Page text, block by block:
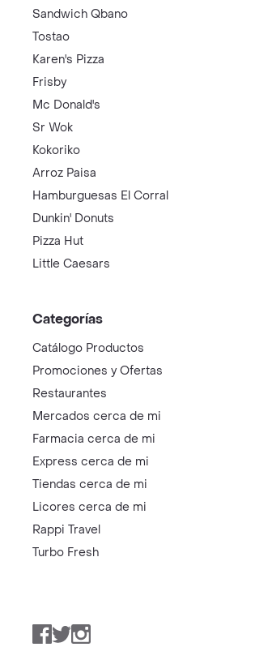
Sandwich Qbano
Tostao
Karen's Pizza
Frisby
Mc Donald's
Sr Wok
Kokoriko
Arroz Paisa
Hamburguesas El Corral
Dunkin' Donuts
Pizza Hut
Little Caesars
Categorías
Catálogo Productos
Promociones y Ofertas
Restaurantes
Mercados cerca de mi
Farmacia cerca de mi
Express cerca de mi
Tiendas cerca de mi
Licores cerca de mi
Rappi Travel
Turbo Fresh
Facebook
TwitterInstagram